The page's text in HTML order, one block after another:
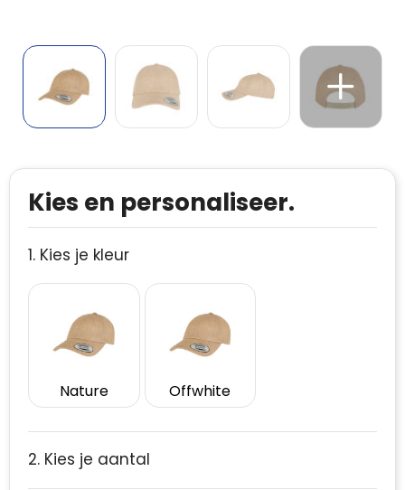
Kies en personaliseer.
1. Kies je kleur
Nature Offwhite
2. Kies je aantal